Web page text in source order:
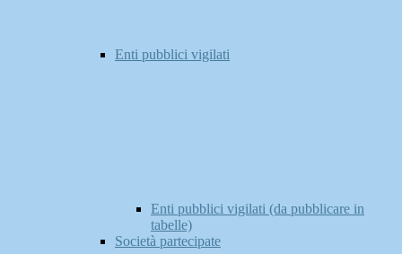
Enti pubblici vigilati
Enti pubblici vigilati (da pubblicare in
tabelle)
Società partecipate